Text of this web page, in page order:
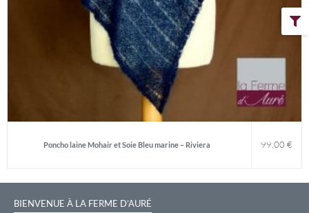
99,00 €
Poncho laine Mohair et Soie Bleu marine – Riviera
BIENVENUE À LA FERME D’AURÉ